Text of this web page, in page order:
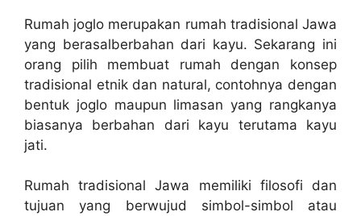
Rumah joglo merupakan rumah tradisional Jawa
yang berasalberbahan dari kayu. Sekarang ini
orang pilih membuat rumah dengan konsep
tradisional etnik dan natural, contohnya dengan
bentuk joglo maupun limasan yang rangkanya
biasanya berbahan dari kayu terutama kayu
jati.
Rumah tradisional Jawa memiliki filosofi dan
tujuan yang berwujud simbol-simbol atau